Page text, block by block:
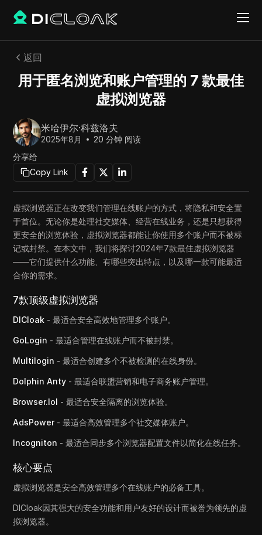
返回
用于匿名浏览和账户管理的 7 款最佳
虚拟浏览器
米哈伊尔·科兹洛夫
2025年8月 20 分钟 阅读
分享给
Copy Link
虚拟浏览器正在改变我们管理在线账户的方式，将隐私和安全置
于首位。无论你是处理社交媒体、经营在线业务，还是只想获得
更安全的浏览体验，虚拟浏览器都能让你使用多个账户而不被标
记或封禁。在本文中，我们将探讨2024年7款最佳虚拟浏览器
——它们提供什么功能、有哪些突出特点，以及哪一款可能最适
合你的需求。
7款顶级虚拟浏览器
DICloak - 最适合安全高效地管理多个账户。
GoLogin - 最适合管理在线账户而不被封禁。
Multilogin - 最适合创建多个不被检测的在线身份。
Dolphin Anty - 最适合联盟营销和电子商务账户管理。
Browser.lol - 最适合安全隔离的浏览体验。
AdsPower- 最适合高效管理多个社交媒体账户。
Incogniton - 最适合同步多个浏览器配置文件以简化在线任务。
核心要点
虚拟浏览器是安全高效管理多个在线账户的必备工具。
DICloak因其强大的安全功能和用户友好的设计而被誉为领先的虚
拟浏览器。